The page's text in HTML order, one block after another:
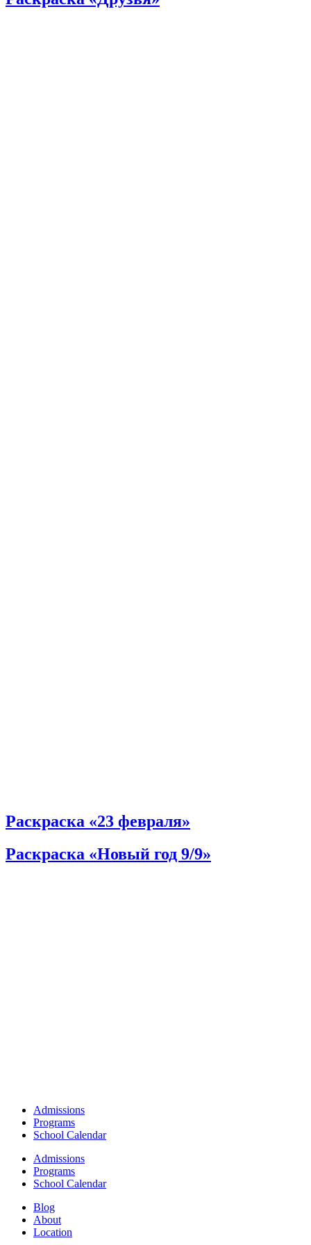
Раскраска «23 февраля»
Раскраска «Новый год 9/9»
Admissions
Programs
School Calendar
Admissions
Programs
School Calendar
Blog
About
Location